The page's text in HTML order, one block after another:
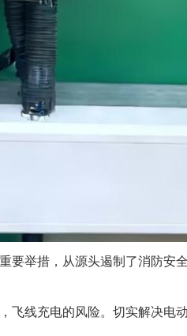
举措，从源头遏制了消防安
线充电的风险。切实解决电